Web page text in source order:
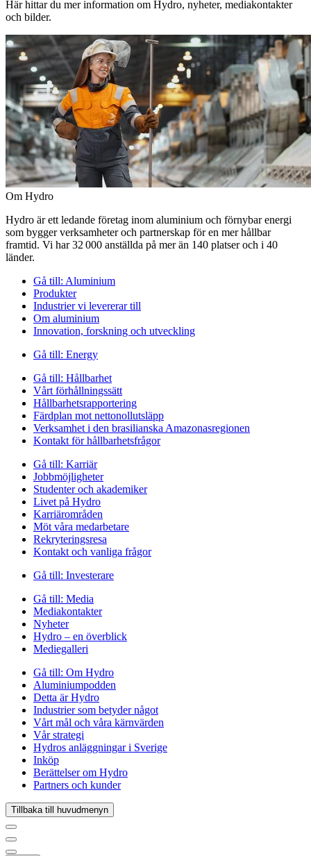
Här hittar du mer information om Hydro, nyheter, mediakontakter
och bilder.
Om Hydro
Hydro är ett ledande företag inom aluminium och förnybar energi
som bygger verksamheter och partnerskap för en mer hållbar
framtid. Vi har 32 000 anställda på mer än 140 platser och i 40
länder.
Gå till: Aluminium
Produkter
Industrier vi levererar till
Om aluminium
Innovation, forskning och utveckling
Gå till: Energy
Gå till: Hållbarhet
Vårt förhållningssätt
Hållbarhetsrapportering
Färdplan mot nettonollutsläpp
Verksamhet i den brasilianska Amazonasregionen
Kontakt för hållbarhetsfrågor
Gå till: Karriär
Jobbmöjligheter
Studenter och akademiker
Livet på Hydro
Karriärområden
Möt våra medarbetare
Rekryteringsresa
Kontakt och vanliga frågor
Gå till: Investerare
Gå till: Media
Mediakontakter
Nyheter
Hydro – en överblick
Mediegalleri
Gå till: Om Hydro
Aluminiumpodden
Detta är Hydro
Industrier som betyder något
Vårt mål och våra kärnvärden
Vår strategi
Hydros anläggningar i Sverige
Inköp
Berättelser om Hydro
Partners och kunder
Tillbaka till huvudmenyn